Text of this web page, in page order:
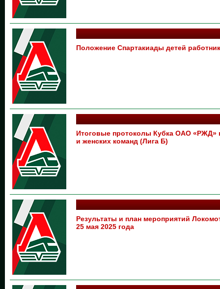
Положение Спартакиады детей
Итоговые протоколы Кубка ОАО «РЖД»
и женских команд (Лига Б)
Результаты и план мероприятий
25 мая 2025 года